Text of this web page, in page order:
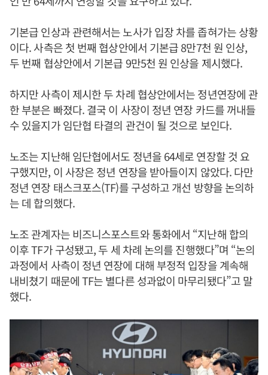
기본급 인상과 관련해서는 노사가 입장 차를 좁혀가는 상황
이다. 사측은 첫 번째 협상안에서 기본급 8만7천 원 인상,
두 번째 협상안에서 기본급 9만5천 원 인상을 제시했다.
하지만 사측이 제시한 두 차례 협상안에서는 정년연장에 관
한 부분은 빠졌다. 결국 이 사장이 정년 연장 카드를 꺼내들
수 있을지가 임단협 타결의 관건이 될 것으로 보인다.
노조는 지난해 임단협에서도 정년을 64세로 연장할 것 요
구했지만, 이 사장은 정년 연장을 받아들이지 않았다. 다만
정년 연장 태스크포스(TF)를 구성하고 개선 방향을 논의하
는 데 합의했다.
노조 관계자는 비즈니스포스트와 통화에서 “지난해 합의
이후 TF가 구성됐고, 두 세 차례 논의를 진행했다”며 “논의
과정에서 사측이 정년 연장에 대해 부정적 입장을 계속해
내비쳤기 때문에 TF는 별다른 성과없이 마무리됐다”고 말
했다.